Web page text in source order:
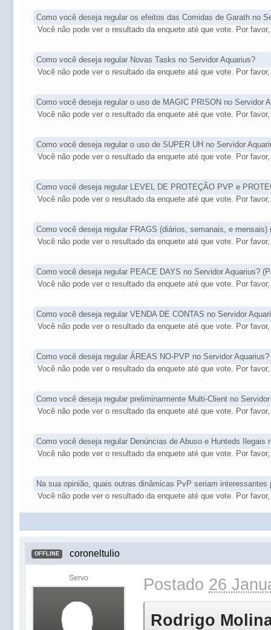
Como você deseja regular os efeitos das Comidas de Garath no
Você não pode ver o resultado da enquete até que vote. Por
Como você deseja regular Novas Tasks no Servidor Aquarius?
Você não pode ver o resultado da enquete até que vote. Por
Como você deseja regular o uso de MAGIC PRISON no Servidor
Você não pode ver o resultado da enquete até que vote. Por
Como você deseja regular o uso de SUPER UH no Servidor
Você não pode ver o resultado da enquete até que vote. Por
Como você deseja regular LEVEL DE PROTEÇÃO PVP e
Você não pode ver o resultado da enquete até que vote. Por
Como você deseja regular FRAGS (diários, semanais, e
Você não pode ver o resultado da enquete até que vote. Por
Como você deseja regular PEACE DAYS no Servidor Aquarius?
Você não pode ver o resultado da enquete até que vote. Por
Como você deseja regular VENDA DE CONTAS no Servidor
Você não pode ver o resultado da enquete até que vote. Por
Como você deseja regular ÁREAS NO-PVP no Servidor Aquarius?
Você não pode ver o resultado da enquete até que vote. Por
Como você deseja regular preliminarmente Multi-Client no
Você não pode ver o resultado da enquete até que vote. Por
Como você deseja regular Denúncias de Abuso e Hunteds Ilegais
Você não pode ver o resultado da enquete até que vote. Por
Na sua opinião, quais outras dinâmicas PvP seriam
Você não pode ver o resultado da enquete até que vote. Por
OFFLINE coroneltulio
Servo Postado 26
Rodrigo